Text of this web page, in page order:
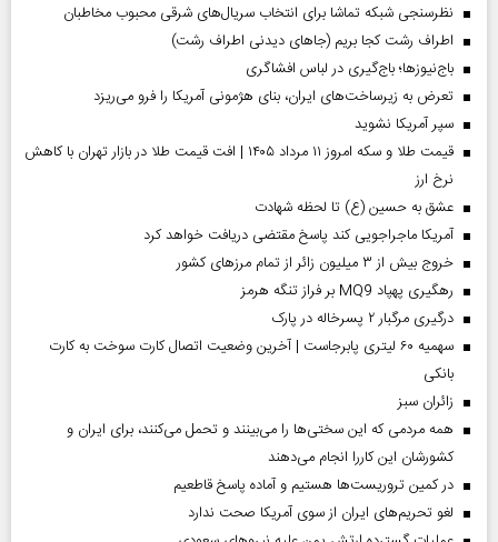
نظرسنجی شبکه تماشا برای انتخاب سریال‌های شرقی محبوب مخاطبان
اطراف رشت کجا بریم (جاهای دیدنی اطراف رشت)
باج‌نیوزها؛ باج‌گیری در لباس افشاگری
تعرض به زیرساخت‌های ایران، بنای هژمونی آمریکا را فرو می‌ریزد
سپر آمریکا نشوید
قیمت طلا و سکه امروز ۱۱ مرداد ۱۴۰۵ | افت قیمت طلا در بازار تهران با کاهش
نرخ ارز
عشق به حسین (ع) تا لحظه شهادت
آمریکا ماجراجویی کند پاسخ مقتضی دریافت خواهد کرد
خروج بیش از ۳ میلیون زائر از تمام مرز‌های کشور
رهگیری پهپاد MQ9 بر فراز تنگه هرمز
درگیری مرگبار ۲ پسرخاله در پارک
سهمیه ۶۰ لیتری پابرجاست | آخرین وضعیت اتصال کارت سوخت به کارت
بانکی
‌زائران سبز
همه مردمی که این سختی‌ها را می‌بینند و تحمل می‌کنند، برای ایران و
کشورشان این کاررا انجام می‌دهند
در کمین تروریست‌ها هستیم و آماده پاسخ قاطعیم
لغو تحریم‌های ایران از سوی آمریکا صحت ندارد